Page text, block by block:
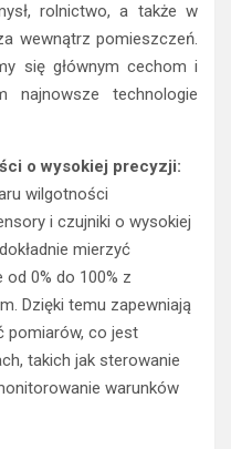
rolnictwo, a także w
wewnątrz pomieszczeń.
się głównym cechom i
najnowsze technologie
o wysokiej precyzji:
wilgotności
i czujniki o wysokiej
mierzyć
0% do 100% z
Dzięki temu zapewniają
pomiarów, co jest
takich jak sterowanie
warunków